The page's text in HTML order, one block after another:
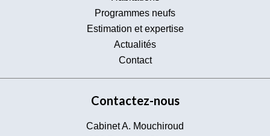
Programmes neufs
Estimation et expertise
Actualités
Contact
Contactez-nous
Cabinet A. Mouchiroud